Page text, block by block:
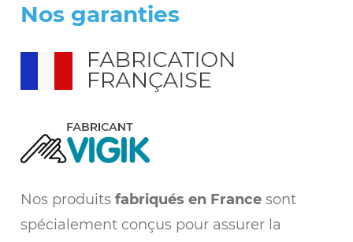
Nos garanties
Nos produits fabriqués en France sont
spécialement conçus pour assurer la